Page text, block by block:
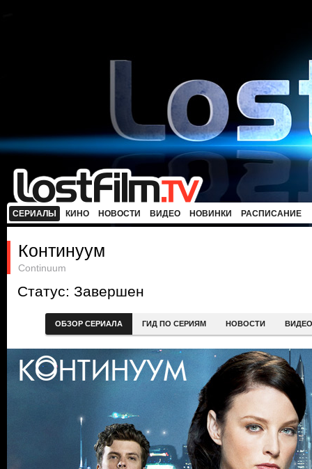
СЕРИАЛЫ КИНО НОВОСТИ ВИДЕО НОВИНКИ РАСПИСАНИЕ
Континуум
Continuum
Статус: Завершен
ОБЗОР СЕРИАЛА ГИД ПО СЕРИЯМ НОВОСТИ ВИДЕО